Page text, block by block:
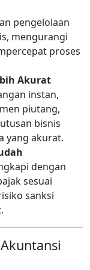
pengelolaan
mengurangi
proses
Akurat
instan,
piutang,
bisnis
yang akurat.
dengan
sesuai
sanksi